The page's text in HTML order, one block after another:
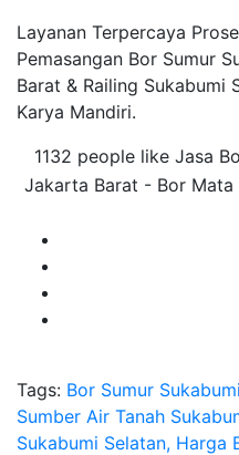
Layanan Terpercaya
Pemasangan Bor Sumur
Barat & Railing Sukabumi
Karya Mandiri.
1132 people like Jasa
Jakarta Barat - Bor Mata
Tags: Bor Sumur
Sumber Air Tanah
Sukabumi Selatan, Harga